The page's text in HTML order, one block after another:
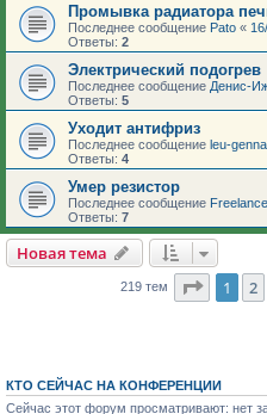
Промывка радиатора
Последнее сообщение Pato «
Ответы: 2
Электрический подогрев
Последнее сообщение Денис-
Ответы: 5
Уходит антифриз
Последнее сообщение leu-
Ответы: 4
Умер резистор
Последнее сообщение
Ответы: 7
Новая тема
219 тем 1 2
КТО СЕЙЧАС НА КОНФЕРЕНЦИИ
Сейчас этот форум просматривают: нет